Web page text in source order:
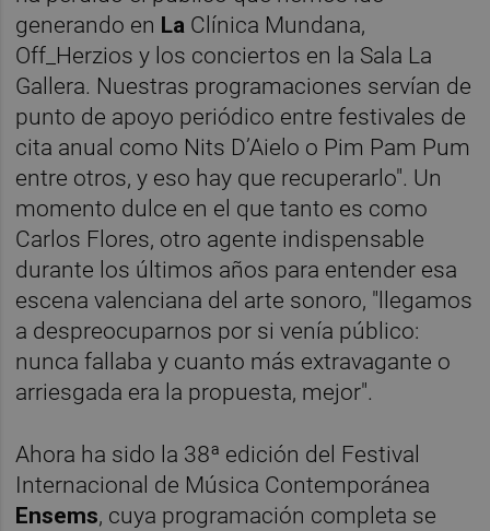
generando en La Clínica Mundana,
Off_Herzios y los conciertos en la Sala La
Gallera. Nuestras programaciones servían de
punto de apoyo periódico entre festivales de
cita anual como Nits D’Aielo o Pim Pam Pum
entre otros, y eso hay que recuperarlo". Un
momento dulce en el que tanto es como
Carlos Flores, otro agente indispensable
durante los últimos años para entender esa
escena valenciana del arte sonoro, "llegamos
a despreocuparnos por si venía público:
nunca fallaba y cuanto más extravagante o
arriesgada era la propuesta, mejor".
Ahora ha sido la 38ª edición del Festival
Internacional de Música Contemporánea
Ensems, cuya programación completa se